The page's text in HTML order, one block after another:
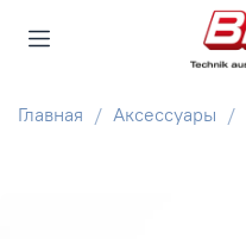
Главная Аксессуары